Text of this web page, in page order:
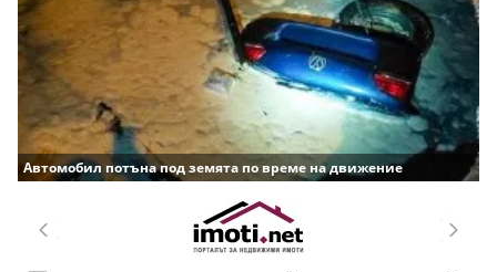
Автомобил потъна под земята по време на движение